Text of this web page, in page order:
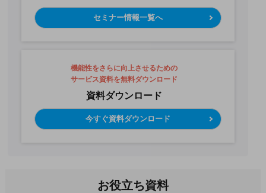
セミナー情報一覧へ
機能性をさらに向上させるための
サービス資料を無料ダウンロード
資料ダウンロード
今すぐ資料ダウンロード
お役立ち資料